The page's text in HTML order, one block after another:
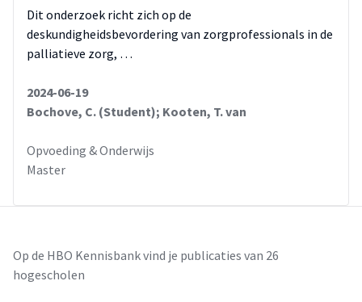
Dit onderzoek richt zich op de
deskundigheidsbevordering van zorgprofessionals in de
palliatieve zorg, …
2024-06-19
Bochove, C. (Student); Kooten, T. van
Opvoeding & Onderwijs
Master
Op de HBO Kennisbank vind je publicaties van 26
hogescholen